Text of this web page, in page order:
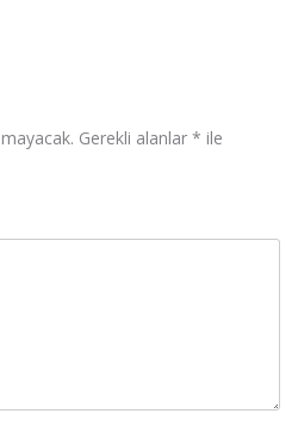
Gerekli alanlar * ile